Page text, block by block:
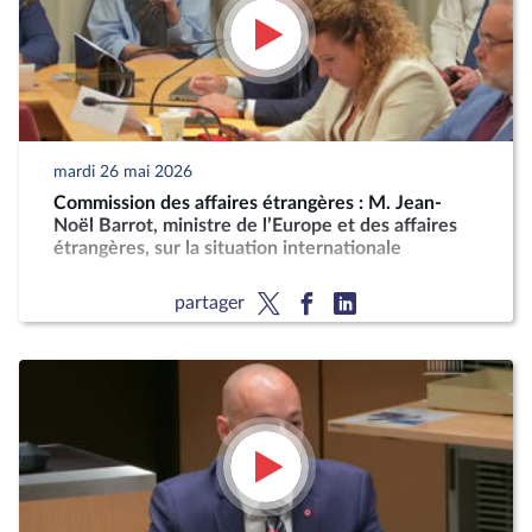
mardi 26 mai 2026
Commission des affaires étrangères : M. Jean-
Noël Barrot, ministre de l’Europe et des affaires
étrangères, sur la situation internationale
partager